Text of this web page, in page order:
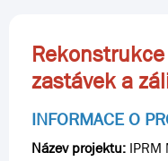
zastávek a
INFORMACE O
Název projektu: IPRM